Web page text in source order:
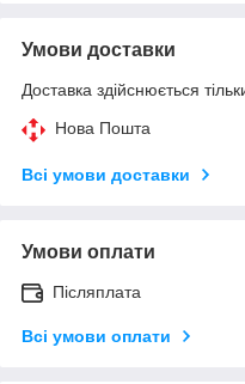
Умови доставки
Доставка здійснюється
Нова Пошта
Всі умови доставки
Умови оплати
Післяплата
Всі умови оплати